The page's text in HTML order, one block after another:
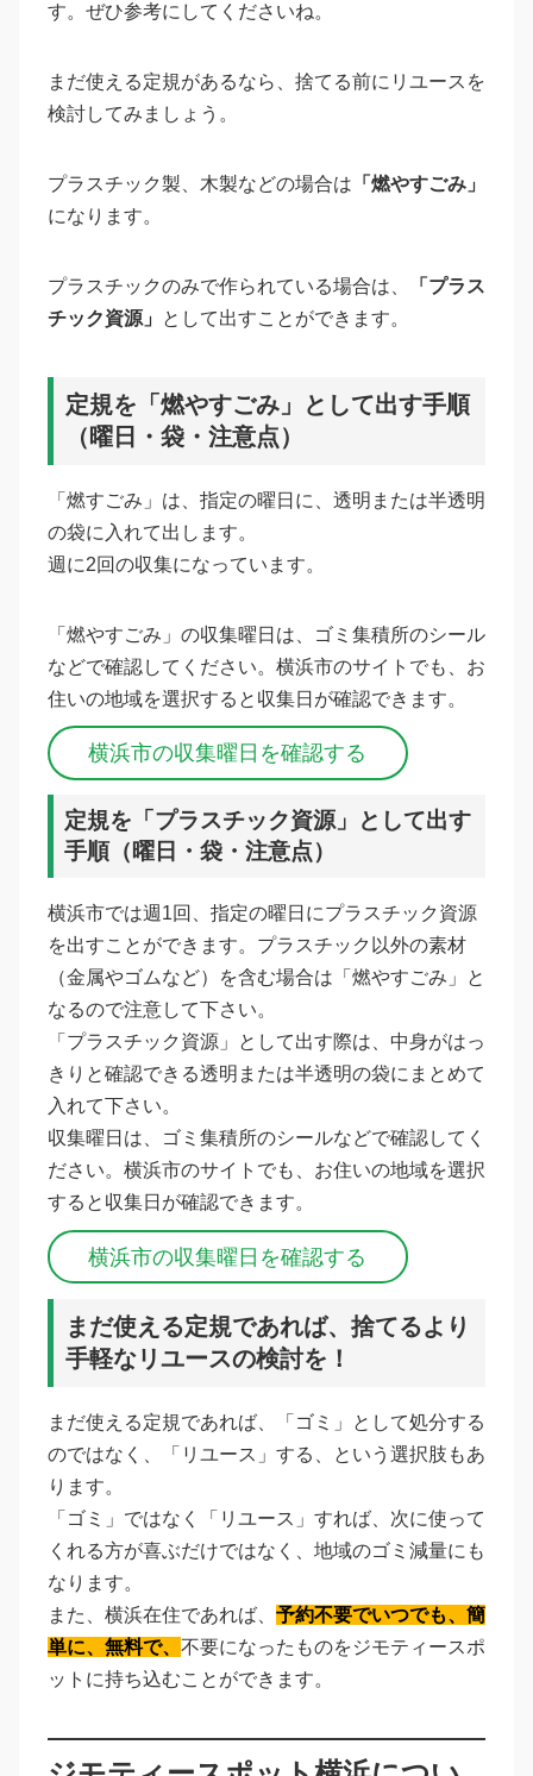
す。ぜひ参考にしてくださいね。
まだ使える定規があるなら、捨てる前にリユースを
検討してみましょう。
プラスチック製、木製などの場合は 「燃やすごみ」
になります。
プラスチックのみで作られている場合は、
「プラス
チック資源」
として出すことができます。
定規を「燃やすごみ」として出す手順
（曜日・袋・注意点）
「燃すごみ」は、指定の曜日に、透明または半透明
の袋に入れて出します。
週に2回の収集になっています。
「燃やすごみ」の収集曜日は、ゴミ集積所のシール
などで確認してください。横浜市のサイトでも、お
住いの地域を選択すると収集日が確認できます。
横浜市の収集曜日を確認する
定規を「プラスチック資源」として出す
手順（曜日・袋・注意点）
横浜市では週1回、指定の曜日にプラスチック資源
を出すことができます。プラスチック以外の素材
（金属やゴムなど）を含む場合は「燃やすごみ」と
なるので注意して下さい。
「プラスチック資源」として出す際は、中身がはっ
きりと確認できる透明または半透明の袋にまとめて
入れて下さい。
収集曜日は、ゴミ集積所のシールなどで確認してく
ださい。横浜市のサイトでも、お住いの地域を選択
すると収集日が確認できます。
横浜市の収集曜日を確認する
まだ使える定規であれば、捨てるより
手軽なリユースの検討を！
まだ使える定規であれば、「ゴミ」として処分する
のではなく、「リユース」する、という選択肢もあ
ります。
「ゴミ」ではなく「リユース」すれば、次に使って
くれる方が喜ぶだけではなく、地域のゴミ減量にも
なります。
また、横浜在住であれば、 予約不要でいつでも、簡
単に、無料で、 不要になったものをジモティースポ
ットに持ち込むことができます。